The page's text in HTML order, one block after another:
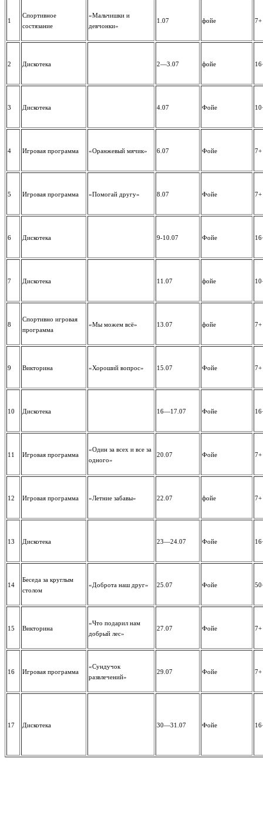
1
Спортивное
состязание
«Мальчишки и
девчонки»
1.07 фойе 7+
2 Дискотека 2—3.07 фойе
3 Дискотека 4.07 Фойе
4 Игровая программа «Оранжевый мячик» 6.07 Фойе 7+
5 Игровая программа «Помогай другу» 8.07 Фойе 7+
6 Дискотека 9-10.07 Фойе
7 Дискотека 11.07 фойе
8
Спортивно игровая
программа
«Мы можем всё» 13.07 фойе 7+
9 Викторина «Хороший вопрос» 15.07 Фойе 7+
10 Дискотека 16—17.07 Фойе
11 Игровая программа
«Один за всех и все за
одного»
20.07 Фойе 7+
12 Игровая программа «Летние забавы» 22.07 фойе 7+
13 Дискотека 23—24.07 Фойе
14
Беседа за круглым
столом
«Доброта наш друг» 25.07 Фойе
15 Викторина
«Что подарил нам
добрый лес»
27.07 Фойе 7+
16 Игровая программа
«Сундучок
развлечений»
29.07 Фойе 7+
17 Дискотека 30—31.07 Фойе